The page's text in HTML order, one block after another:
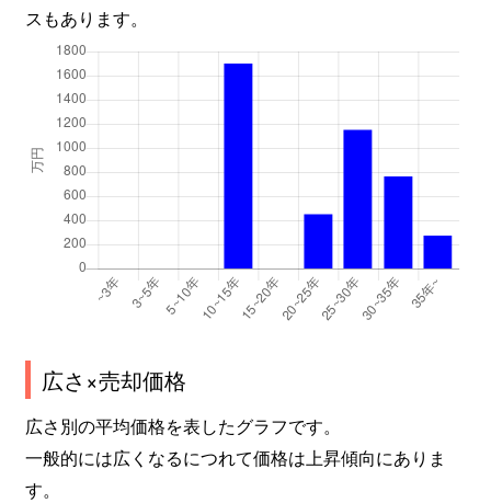
スもあります。
広さ×売却価格
広さ別の平均価格を表したグラフです。
一般的には広くなるにつれて価格は上昇傾向にありま
す。